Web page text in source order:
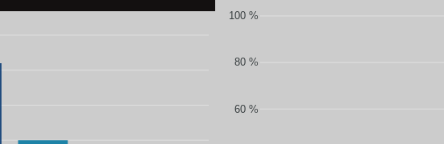
100 %
80 %
60 %